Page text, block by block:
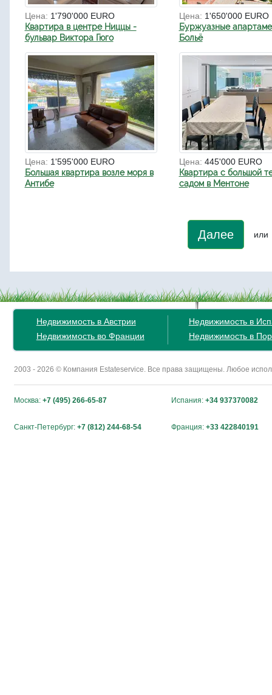
Цена: 1'790'000 EURO
Квартира в центре Ниццы -
бульвар Виктора Гюго
Цена: 1'650'000 EURO
Буржуазные
Больё
Цена: 1'595'000 EURO
Большая квартира возле моря в
Антибе
Цена: 445'000 EURO
Квартира с большой
садом в Ментоне
Далее или
Недвижимость в Австрии
Недвижимость во Франции
Недвижимость в
Недвижимость в
2003 - 2026 © Компания Estateservice. Все права защищены. Любое
Москва: +7 (495) 266-65-87 Испания: +34 937370082
Санкт-Петербург: +7 (812) 244-68-54 Франция: +33 422840191